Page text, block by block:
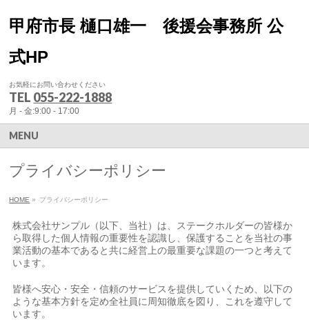
甲府市長 樋口雄一 後援会事務所 公
式HP
お気軽にお問い合わせください
TEL 055-222-1888
月 - 金:9:00 - 17:00
MENU
プライバシーポリシー
HOME » プライバシーポリシー
株式会社サンプル（以下、当社）は、ステークホルダーの皆様か
ら取得した個人情報の重要性を認識し、保護することを当社の事
業活動の基本であると共に経営上の最重要な課題の一つと考えて
います。
皆様へ安心・安全・信頼のサービスを提供していくため、以下の
ような基本方針を定め全社員に周知徹底を図り、これを遵守して
います。